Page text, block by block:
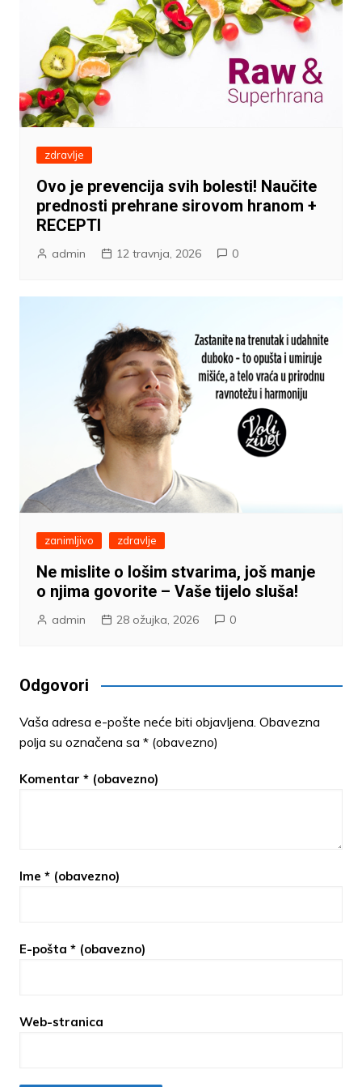
zdravlje
Ovo je prevencija svih bolesti! Naučite
prednosti prehrane sirovom hranom +
RECEPTI
admin 12 travnja, 2026 0
zanimljivo zdravlje
Ne mislite o lošim stvarima, još manje
o njima govorite – Vaše tijelo sluša!
admin 28 ožujka, 2026 0
Odgovori
Vaša adresa e-pošte neće biti objavljena. Obavezna
polja su označena sa * (obavezno)
Komentar * (obavezno)
Ime * (obavezno)
E-pošta * (obavezno)
Web-stranica